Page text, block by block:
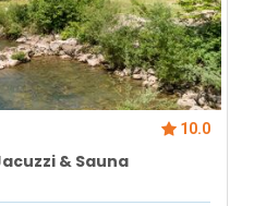
10.0
& Sauna